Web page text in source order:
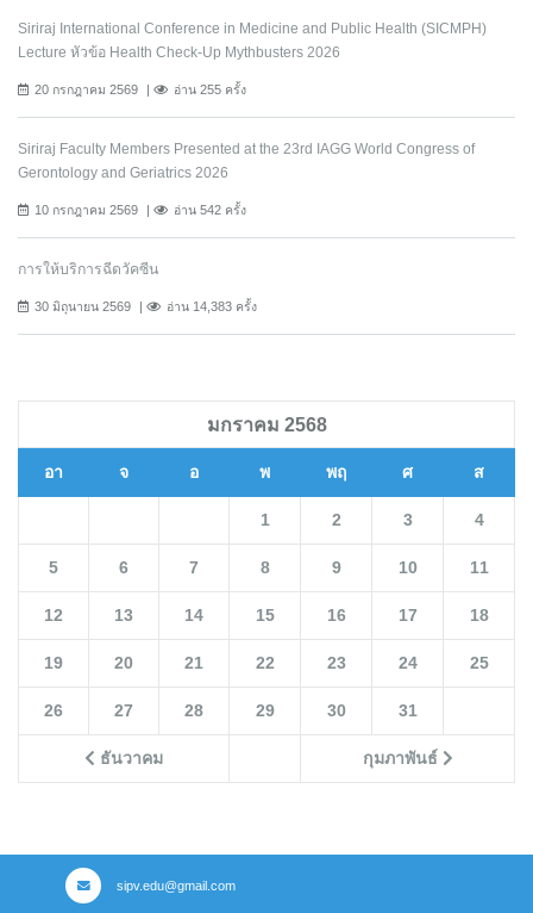
Siriraj International Conference in Medicine and Public Health (SICMPH)
Lecture หัวข้อ Health Check-Up Mythbusters 2026
20 กรกฎาคม 2569 อ่าน 255 ครั้ง
Siriraj Faculty Members Presented at the 23rd IAGG World Congress of
Gerontology and Geriatrics 2026
10 กรกฎาคม 2569 อ่าน 542 ครั้ง
การให้บริการฉีดวัคซีน
30 มิถุนายน 2569 อ่าน 14,383 ครั้ง
มกราคม 2568
อา จ อ พ พฤ ศ ส
ธันวาคม กุมภาพันธ์
1 2 3 4
5 6 7 8 9 10 11
12 13 14 15 16 17 18
19 20 21 22 23 24 25
26 27 28 29 30 31
sipv.edu@gmail.com